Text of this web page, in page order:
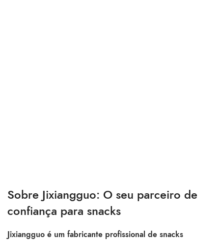
Sobre Jixiangguo: O seu parceiro de
confiança para snacks
Jixiangguo é um fabricante profissional de snacks